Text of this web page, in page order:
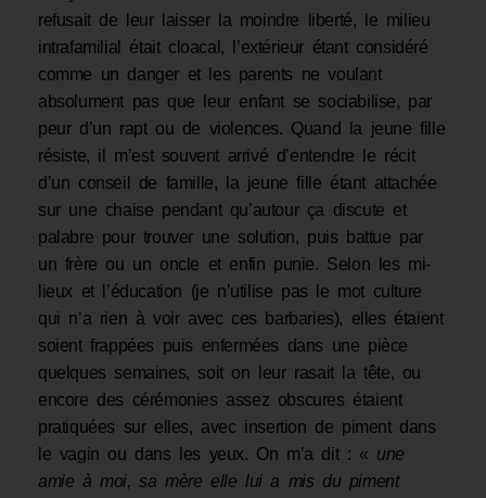
refusait de leur laisser la moindre liberté, le milieu
intrafami­lial était cloacal, l’extérieur étant considéré
comme un danger et les parents ne voulant
absolument pas que leur enfant se sociabilise, par
peur d’un rapt ou de violences. Quand la jeune fille
résiste, il m’est souvent arrivé d’entendre le récit
d’un conseil de famille, la jeune fille étant attachée
sur une chaise pendant qu’autour ça discute et
palabre pour trouver une solution, puis battue par
un frère ou un oncle et enfin punie. Selon les mi­
lieux et l’éducation (je n’utilise pas le mot culture
qui n’a rien à voir avec ces barbaries), elles étaient
soient frappées puis enfermées dans une pièce
quelques semaines, soit on leur rasait la tête, ou
encore des cérémonies assez obscures étaient
pratiquées sur elles, avec insertion de piment dans
le vagin ou dans les yeux. On m’a dit : « une
amie à moi, sa mère elle lui a mis du piment